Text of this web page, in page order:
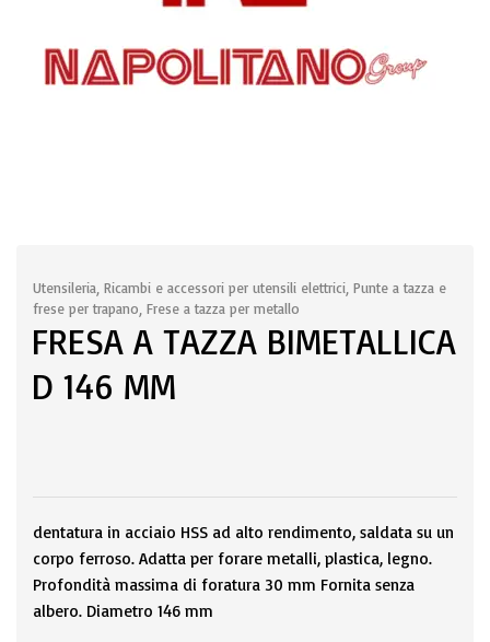
Utensileria Ricambi e accessori per utensili elettrici Punte a tazza e
frese per trapano Frese a tazza per metallo
FRESA A TAZZA BIMETALLICA
D 146 MM
dentatura in acciaio HSS ad alto rendimento, saldata su un
corpo ferroso. Adatta per forare metalli, plastica, legno.
Profondità massima di foratura 30 mm Fornita senza
albero. Diametro 146 mm